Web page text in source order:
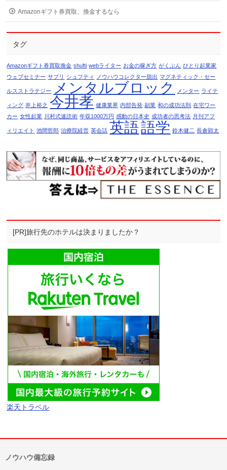
Amazonギフト券買取、換金するなら
タグ
Amazonギフト券買取換金 shufti webライター お金の稼ぎ方 がくぶん ひとり起業家
ウェブセミナー サプリ シュフティ ノウハウコレクター脱出 マグネティック・セー
ルスストラテジー メンタルブロック メンター ライテ
ィング 井上裕之 今井孝 健康業界 内部告発 副業 和の成功法則 在宅ワー
カー 女性起業 川村式速読術 年収1000万円 感動の日本史 成功者の思考法 月刊アフ
ィリエイト 池間哲郎 治療院経営 英会話 英語語学 鈴木健二 長倉顕太
[PR]旅行先のホテルは決まりましたか？
楽天トラベル
ノウハウ備忘録